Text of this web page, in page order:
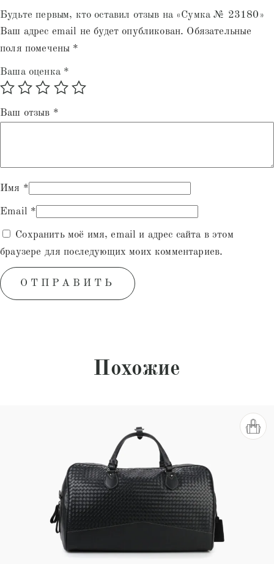
Будьте первым, кто оставил отзыв на «Сумка № 23180»
Ваш адрес email не будет опубликован. Обязательные
поля помечены *
Ваша оценка *
Ваш отзыв *
Имя *
Email *
Сохранить моё имя, email и адрес сайта в этом
браузере для последующих моих комментариев.
Похожие